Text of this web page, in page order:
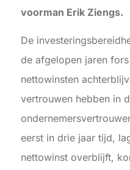
voorman Erik Ziengs.
De
de afgelopen jaren
nettowinsten
vertrouwen hebben in
eerst in drie jaar tijd,
nettowinst overblijft,